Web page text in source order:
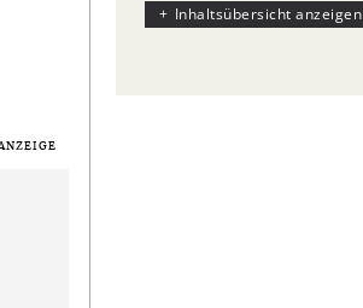
Inhaltsübersicht anzeigen